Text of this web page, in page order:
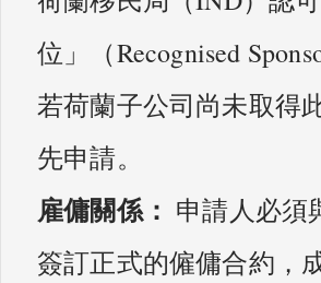
位」（Recognised
若荷蘭子公司尚未取得
先申請。
雇傭關係： 申請人必須
簽訂正式的僱傭合約，